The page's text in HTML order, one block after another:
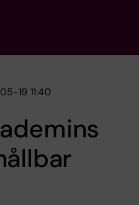
19 11:40